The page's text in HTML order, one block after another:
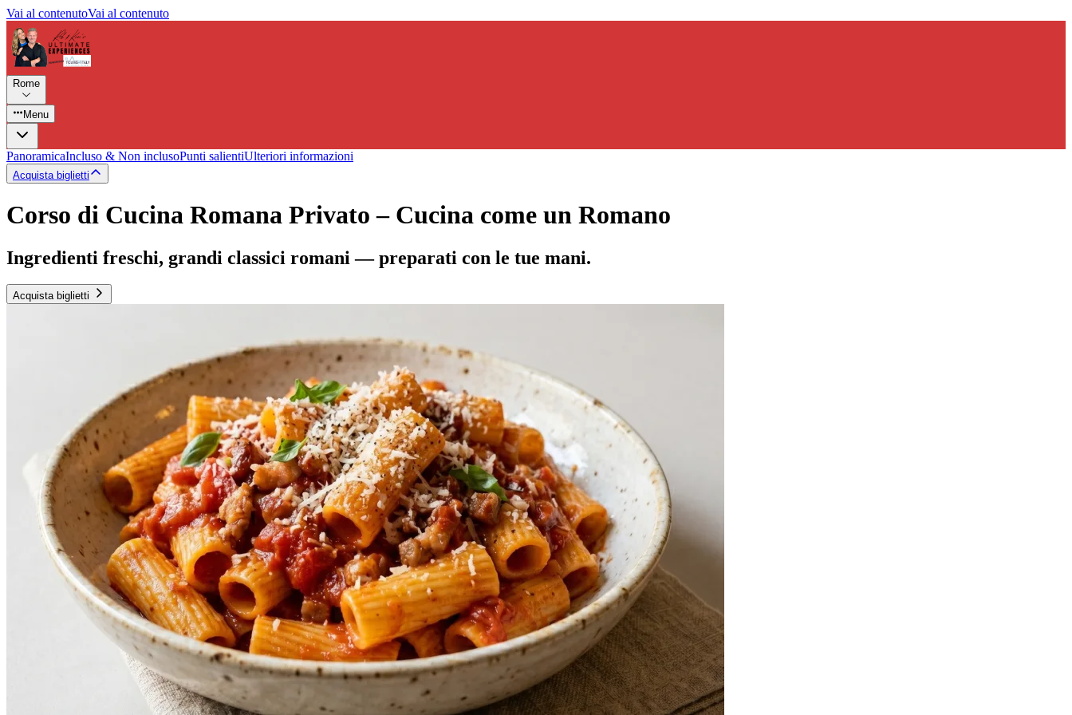
Vai al contenutoVai al contenuto
Rome
Menu
PanoramicaIncluso & Non inclusoPunti salientiUlteriori informazioni
Acquista biglietti
Corso di Cucina Romana Privato – Cucina come un Romano
Ingredienti freschi, grandi classici romani — preparati con le tue mani.
Acquista biglietti